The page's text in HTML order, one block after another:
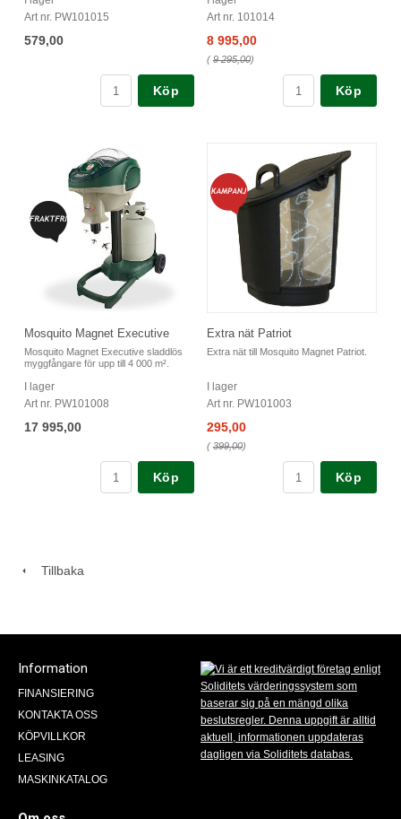
Art nr. PW101015
579,00
Köp
Art nr. 101014
8 995,00
(9 295,00)
Köp
Mosquito Magnet Executive
Mosquito Magnet Executive sladdlös
myggfångare för upp till 4 000 m².
I lager
Art nr. PW101008
17 995,00
Köp
Extra nät Patriot
Extra nät till Mosquito Magnet Patriot.
I lager
Art nr. PW101003
295,00
(399,00)
Köp
Tillbaka
Information
FINANSIERING
KONTAKTA OSS
KÖPVILLKOR
LEASING
MASKINKATALOG